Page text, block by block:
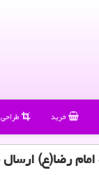
خرید طراحی